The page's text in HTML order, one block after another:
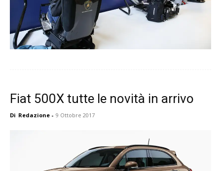
Fiat 500X tutte le novità in arrivo
Di Redazione - 9 Ottobre 2017